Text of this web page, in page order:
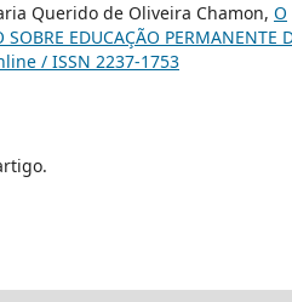
Querido de Oliveira Chamon, O
EDUCAÇÃO PERMANENTE
/ ISSN 2237-1753